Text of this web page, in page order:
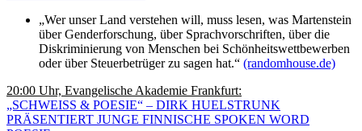
„Wer unser Land verstehen will, muss lesen, was Martenstein
über Genderforschung, über Sprachvorschriften, über die
Diskriminierung von Menschen bei Schönheitswettbewerben
oder über Steuerbetrüger zu sagen hat.“ (randomhouse.de)
20:00 Uhr, Evangelische Akademie Frankfurt:
„SCHWEISS & POESIE“ – DIRK HUELSTRUNK
PRÄSENTIERT JUNGE FINNISCHE SPOKEN WORD